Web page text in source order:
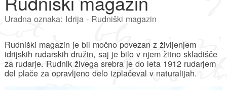
Uradna oznaka: Idrija - Rudniški magazin
Rudniški magazin je bil močno povezan z življenjem
idrijskih rudarskih družin, saj je bilo v njem žitno skladišče
za rudarje. Rudnik živega srebra je do leta 1912 rudarjem
del plače za opravljeno delo izplačeval v naturalijah.